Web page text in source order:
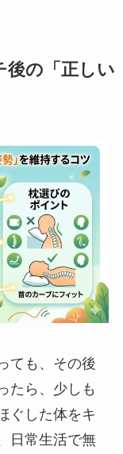
後の「正しい
ても、その後
たら、少しも
ぐした体をキ
日常生活で無